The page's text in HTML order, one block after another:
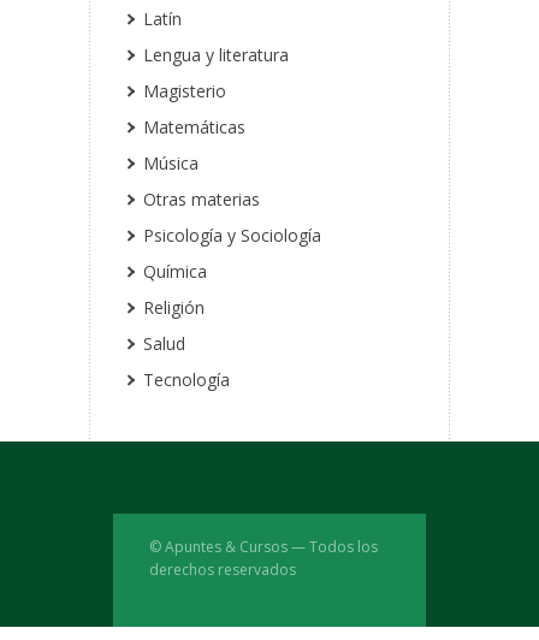
Latín
Lengua y literatura
Magisterio
Matemáticas
Música
Otras materias
Psicología y Sociología
Química
Religión
Salud
Tecnología
© Apuntes & Cursos — Todos los
derechos reservados